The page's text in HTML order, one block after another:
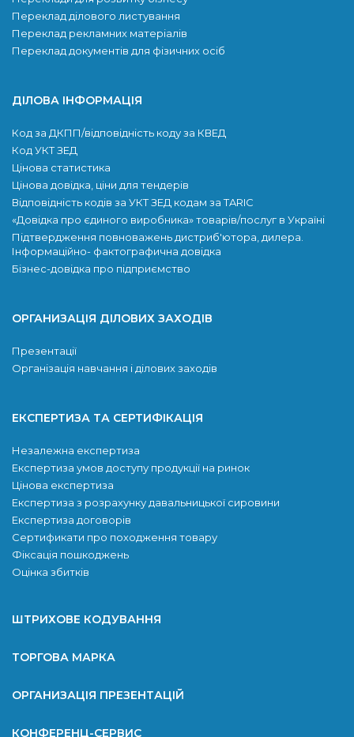
Переклад ділового листування
Переклад рекламних матеріалів
Переклад документів для фізичних осіб
ДІЛОВА ІНФОРМАЦІЯ
Код за ДКПП/відповідність коду за КВЕД
Код УКТ ЗЕД
Цінова статистика
Цінова довідка, ціни для тендерів
Відповідність кодів за УКТ ЗЕД кодам за TARIC
«Довідка про єдиного виробника» товарів/послуг в Україні
Підтвердження повноважень дистриб'ютора, дилера.
Інформаційно- фактографична довідка
Бізнес-довідка про підприємство
ОРГАНИЗАЦІЯ ДІЛОВИХ ЗАХОДІВ
Презентації
Організація навчання і ділових заходів
ЕКСПЕРТИЗА ТА СЕРТИФІКАЦІЯ
Незалежна експертиза
Експертиза умов доступу продукції на ринок
Цінова експертиза
Експертиза з розрахунку давальницької сировини
Експертиза договорів
Сертификати про походження товару
Фіксація пошкоджень
Оцінка збитків
ШТРИХОВЕ КОДУВАННЯ
ТОРГОВА МАРКА
ОРГАНИЗАЦІЯ ПРЕЗЕНТАЦІЙ
КОНФЕРЕНЦ-СЕРВИС